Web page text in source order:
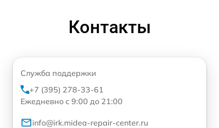
Контакты
Служба поддержки
+7 (395) 278-33-61
Ежедневно с 9:00 до 21:00
info@irk.midea-repair-center.ru